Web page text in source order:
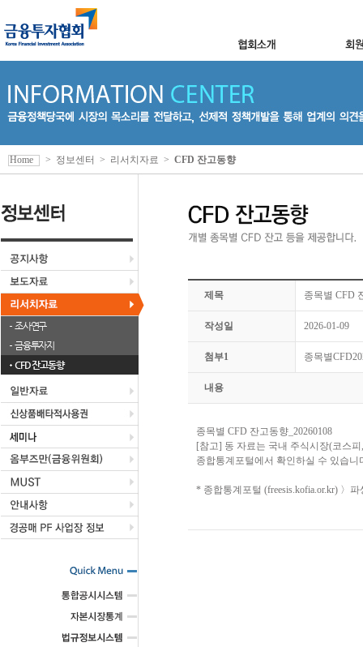
조사연구
금융투자지
CFD 잔고동향
Home > 정보센터 > 리서치자료 > CFD 잔고동향
제목 종목별 CFD
작성일 2026-01-09
첨부1 종목별
내용
종목별 CFD 잔고동향_20260108
[참고] 동 자료는 국내 주식시장(코스
종합통계포털에서 확인하실 수 있습니
* 종합통계포털 (freesis.kofia.or.kr) 〉